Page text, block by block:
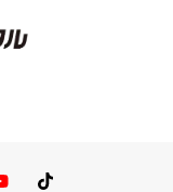
You TubeTikTok